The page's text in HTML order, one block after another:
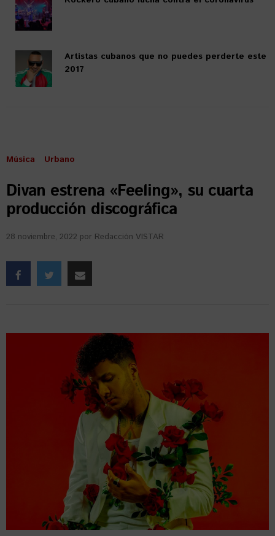
Artistas cubanos que no puedes perderte este
2017
Música Urbano
Divan estrena «Feeling», su cuarta
producción discográfica
28 noviembre, 2022 por Redacción VISTAR